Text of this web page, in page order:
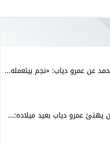
عن عمرو دياب: «نجم بيتعمله...
يهنئ عمرو دياب بعيد ميلاده:...